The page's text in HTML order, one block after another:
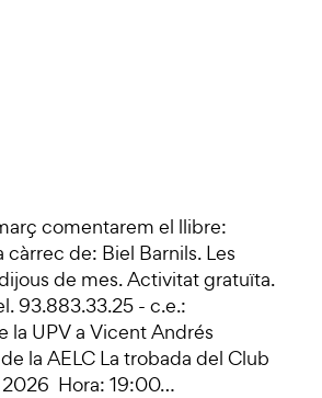
comentarem el llibre:
de: Biel Barnils. Les
de mes. Activitat gratuïta.
93.883.33.25 - c.e.:
la UPV a Vicent Andrés
la AELC La trobada del Club
2026 Hora: 19:00…